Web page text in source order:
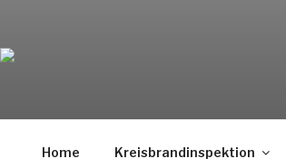
Inhalt
Home Kreisbrandinspektion